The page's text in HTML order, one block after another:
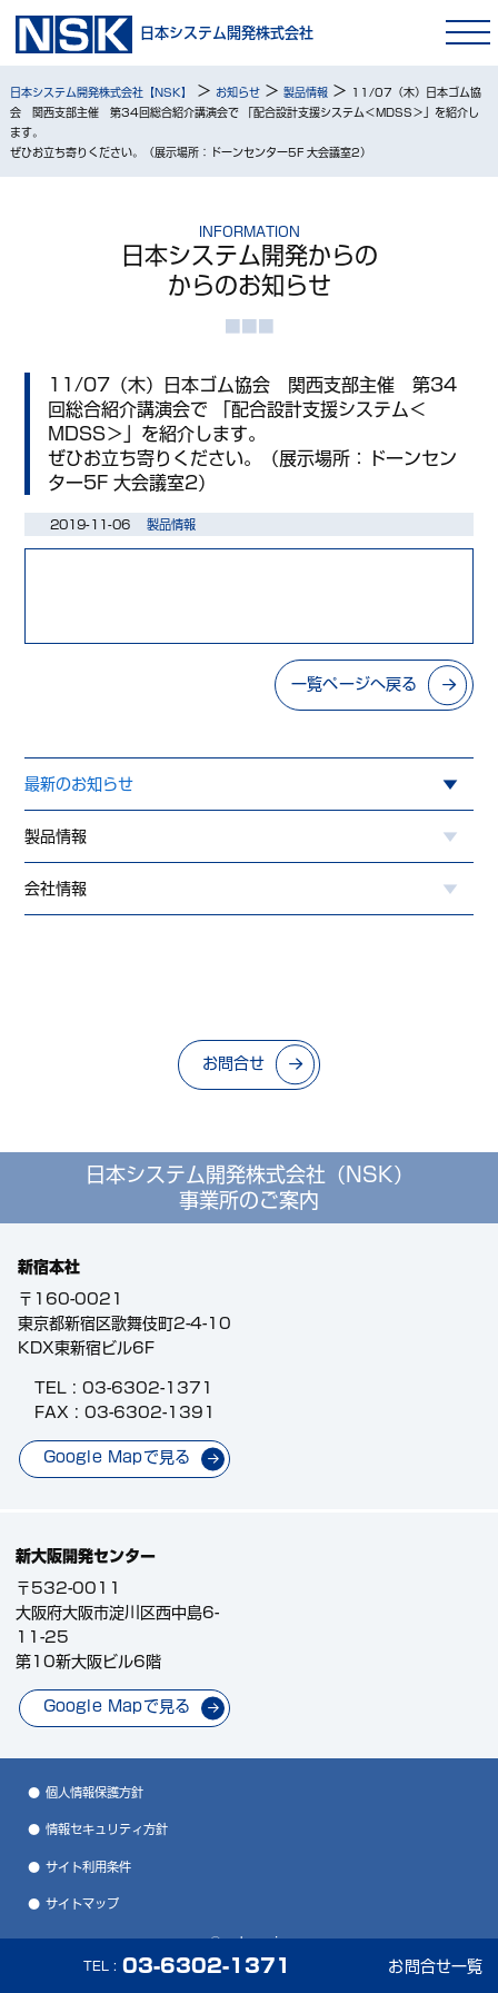
日本システム開発株式会社
TEL : 03-6302-1371 お問合せ一覧
日本システム開発株式会社【NSK】 > お知らせ> 製品情報>
11/07（木）日本ゴム協
会 関西支部主催 第34回総合紹介講演会で 「配合設計支援システム＜MDSS＞」を紹介し
ます。
ぜひお立ち寄りください。（展示場所：ドーンセンター5F 大会議室2）
INFORMATION
日本システム開発からの
からのお知らせ
最新のお知らせ
製品情報
会社情報
11/07（木）日本ゴム協会 関西支部主催 第34
回総合紹介講演会で 「配合設計支援システム＜
MDSS＞」を紹介します。
ぜひお立ち寄りください。（展示場所：ドーンセン
ター5F 大会議室2）
2019-11-06 製品情報
一覧ページへ戻る
お問合せ
日本システム開発株式会社（NSK）
事業所のご案内
新宿本社
〒160-0021
東京都新宿区歌舞伎町2-4-10
KDX東新宿ビル6F
TEL : 03-6302-1371
FAX : 03-6302-1391
Google Mapで見る
新大阪開発センター
〒532-0011
大阪府大阪市淀川区西中島6-
11-25
第10新大阪ビル6階
Google Mapで見る
個人情報保護方針
情報セキュリティ方針
サイト利用条件
サイトマップ
©nsk.co.jp